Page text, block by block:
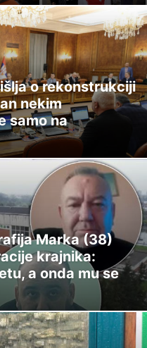
o rekonstrukciji
nekim
samo na
Marka (38)
krajnika:
a onda mu se